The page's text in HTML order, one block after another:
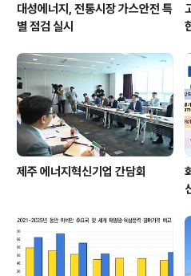
대성에너지, 전통시장 가스안전 특
별 점검 실시
제주 에너지혁신기업 간담회